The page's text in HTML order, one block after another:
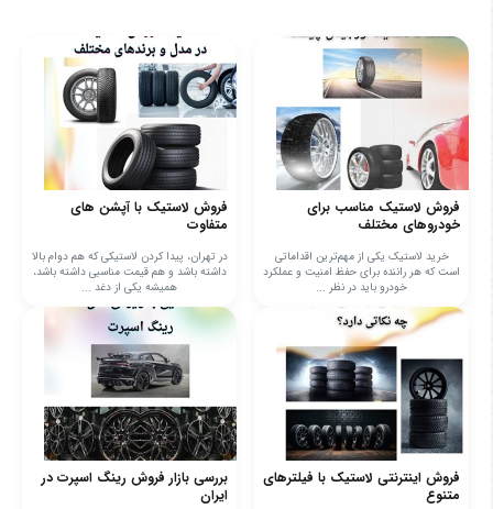
فروش لاستیک مناسب برای
خودروهای مختلف
خرید لاستیک یکی از مهم‌ترین اقداماتی
است که هر راننده برای حفظ امنیت و عملکرد
خودرو باید در نظر ...
فروش لاستیک با آپشن های
متفاوت
در تهران، پیدا کردن لاستیکی که هم دوام بالا
داشته باشد و هم قیمت مناسبی داشته باشد،
همیشه یکی از دغد ...
فروش اینترنتی لاستیک با فیلترهای
متنوع
بررسی بازار فروش رینگ اسپرت در
ایران